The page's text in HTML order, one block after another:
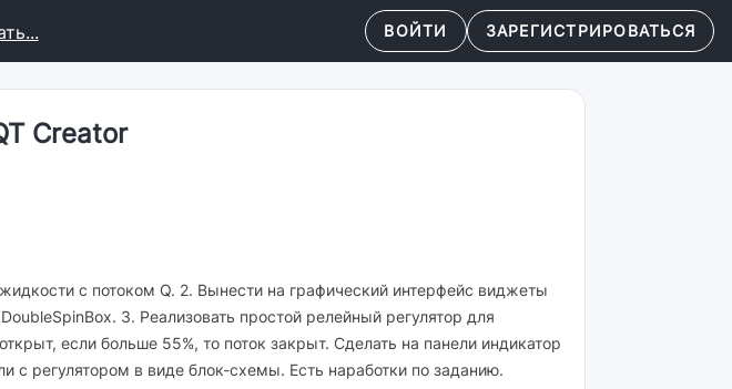
ВОЙТИ ЗАРЕГИСТРИРОВАТЬСЯ
Creator
с потоком Q. 2. Вынести на графический интерфейс виджеты
3. Реализовать простой релейный регулятор для
если больше 55%, то поток закрыт. Сделать на панели индикатор
с регулятором в виде блок-схемы. Есть наработки по заданию.